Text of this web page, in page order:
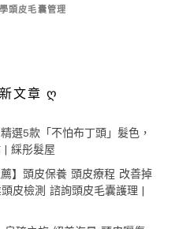
頭皮毛囊管理
文章 ღ
選5款「不怕布丁頭」髮色，
| 綵彤髮屋
薦】頭皮保養 頭皮療程 改善掉
皮檢測 諮詢頭皮毛囊護理 |